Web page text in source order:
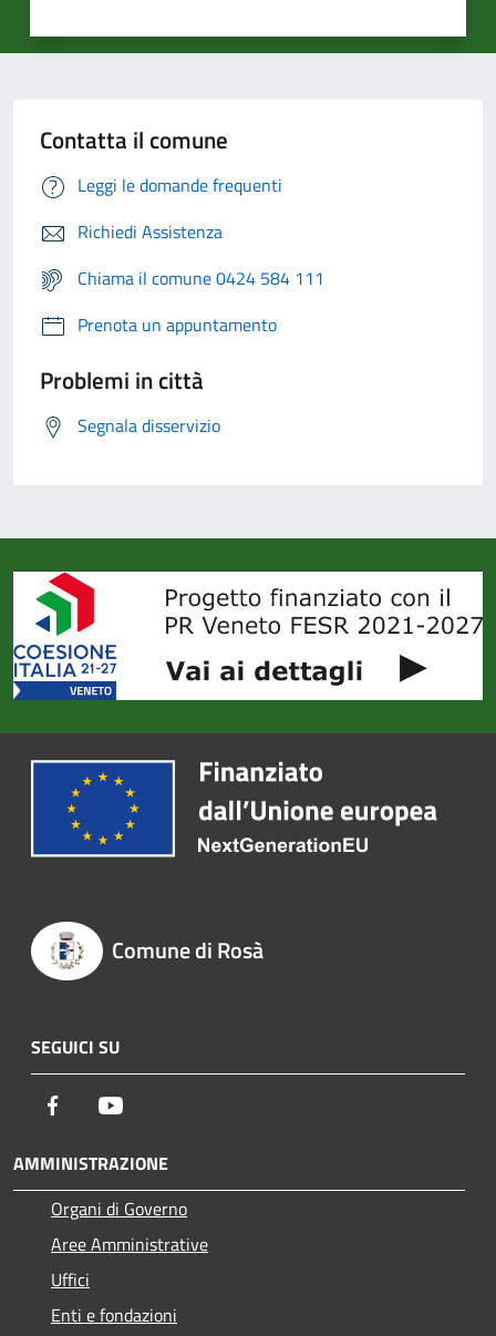
Contatta il comune
Leggi le domande frequenti
Richiedi Assistenza
Chiama il comune 0424 584 111
Prenota un appuntamento
Problemi in città
Segnala disservizio
Comune di Rosà
SEGUICI SU
Facebook
AMMINISTRAZIONE
Organi di Governo
Aree Amministrative
Uffici
Enti e fondazioni